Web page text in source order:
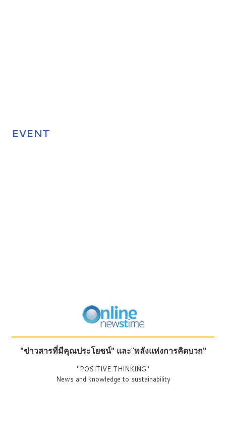
EVENT
"ข่าวสารที่มีคุณประโยชน์" และ"พลังแห่งการคิดบวก"
"POSITIVE THINKING"
News and knowledge to sustainability